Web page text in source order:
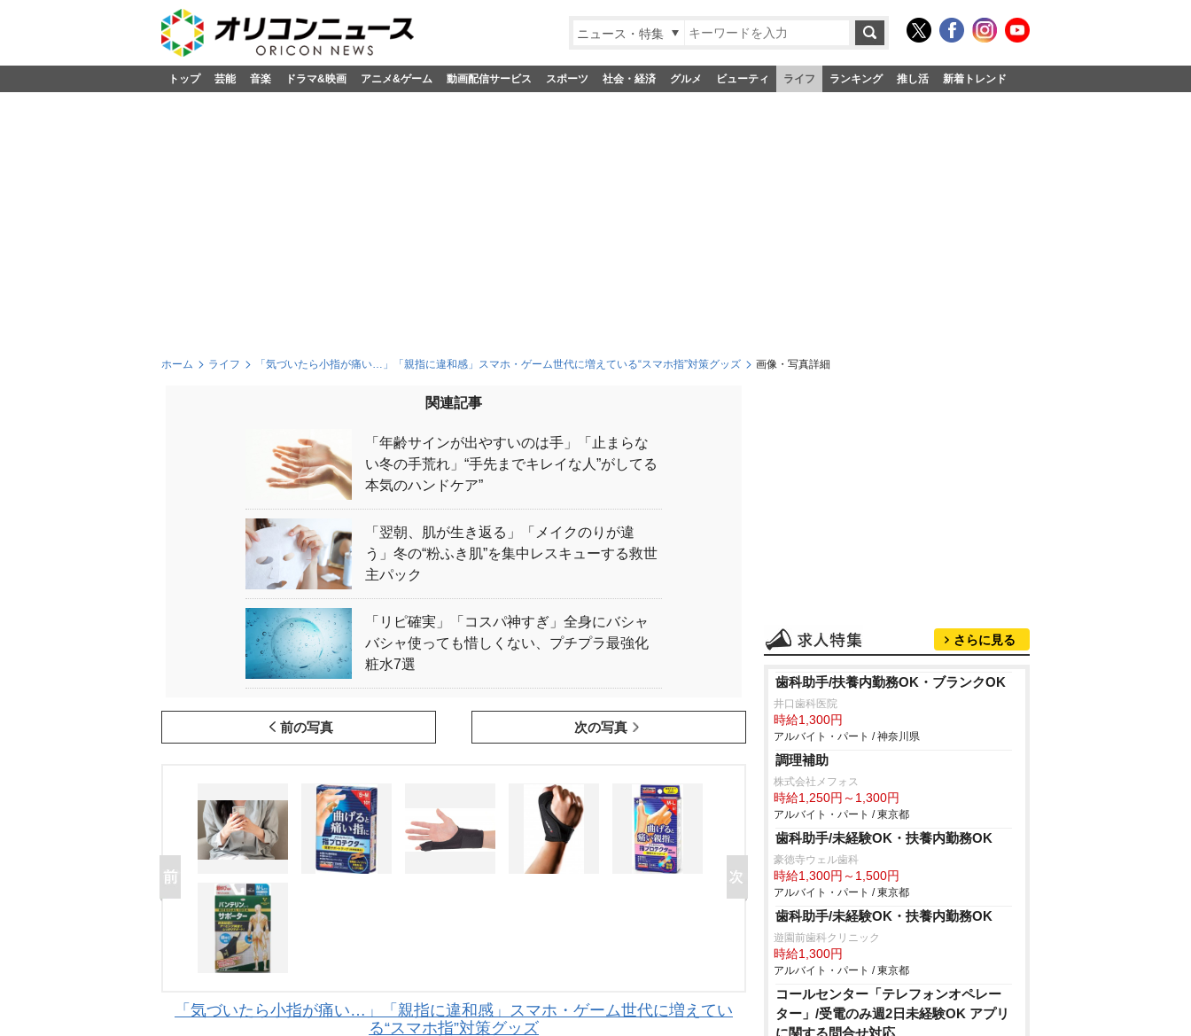
ニュース・特集
トップ 芸能 音楽 ドラマ&映画 アニメ&ゲーム 動画配信サービス スポーツ 社会・経済 グルメ ビューティ ライフ ランキング 推し活 新着トレンド
ホーム ライフ 「気づいたら小指が痛い…」「親指に違和感」スマホ・ゲーム世代に増えている“スマホ指”対策グッズ 画像・写真詳細
関連記事
「年齢サインが出やすいのは手」「止まらな
い冬の手荒れ」“手先までキレイな人”がしてる
本気のハンドケア”
「翌朝、肌が生き返る」「メイクのりが違
う」冬の“粉ふき肌”を集中レスキューする救世
主パック
「リピ確実」「コスパ神すぎ」全身にバシャ
バシャ使っても惜しくない、プチプラ最強化
粧水7選
前の写真 次の写真
「気づいたら小指が痛い…」「親指に違和感」スマホ・ゲーム世代に増えてい
る“スマホ指”対策グッズ
さらに見る
歯科助手/扶養内勤務OK・ブランクOK
井口歯科医院
時給1,300円
アルバイト・パート / 神奈川県
調理補助
株式会社メフォス
時給1,250円～1,300円
アルバイト・パート / 東京都
歯科助手/未経験OK・扶養内勤務OK
豪徳寺ウェル歯科
時給1,300円～1,500円
アルバイト・パート / 東京都
歯科助手/未経験OK・扶養内勤務OK
遊園前歯科クリニック
時給1,300円
アルバイト・パート / 東京都
コールセンター「テレフォンオペレー
ター」/受電のみ週2日未経験OK アプリ
に関する問合せ対応